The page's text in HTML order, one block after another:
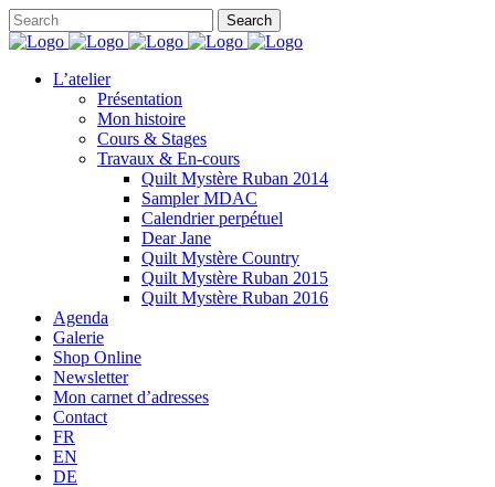
L’atelier
Présentation
Mon histoire
Cours & Stages
Travaux & En-cours
Quilt Mystère Ruban 2014
Sampler MDAC
Calendrier perpétuel
Dear Jane
Quilt Mystère Country
Quilt Mystère Ruban 2015
Quilt Mystère Ruban 2016
Agenda
Galerie
Shop Online
Newsletter
Mon carnet d’adresses
Contact
FR
EN
DE